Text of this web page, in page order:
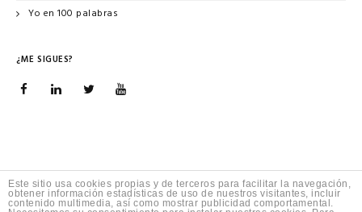
Yo en 100 palabras
¿ME SIGUES?
Este sitio usa cookies propias y de terceros para facilitar la navegación,
obtener información estadísticas de uso de nuestros visitantes, incluir
contenido multimedia, así como mostrar publicidad comportamental.